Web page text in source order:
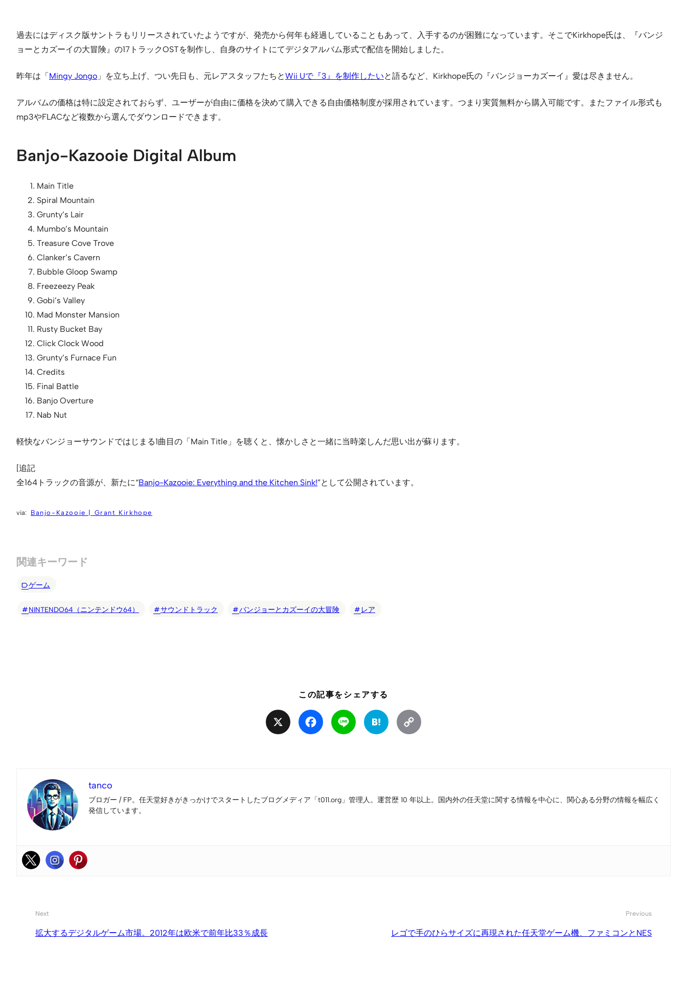
過去にはディスク版サントラもリリースされていたようですが、発売から何年も経過していることもあって、入手するのが困難になっています。そこでKirkhope氏は、『バンジ
ョーとカズーイの大冒険』の17トラックOSTを制作し、自身のサイトにてデジタアルバム形式で配信を開始しました。
昨年は「Mingy Jongo 」を立ち上げ、つい先日も、元レアスタッフたちとWii Uで『3』を制作したいと語るなど、Kirkhope氏の『バンジョーカズーイ』愛は尽きません。
アルバムの価格は特に設定されておらず、ユーザーが自由に価格を決めて購入できる自由価格制度が採用されています。つまり実質無料から購入可能です。またファイル形式も
mp3やFLACなど複数から選んでダウンロードできます。
Banjo-Kazooie Digital Album
Main Title
Spiral Mountain
Grunty’s Lair
Mumbo’s Mountain
Treasure Cove Trove
Clanker’s Cavern
Bubble Gloop Swamp
Freezeezy Peak
Gobi’s Valley
Mad Monster Mansion
Rusty Bucket Bay
Click Clock Wood
Grunty’s Furnace Fun
Credits
Final Battle
Banjo Overture
Nab Nut
軽快なバンジョーサウンドではじまる1曲目の「Main Title」を聴くと、懐かしさと一緒に当時楽しんだ思い出が蘇ります。
[追記
全164トラックの音源が、新たに“Banjo-Kazooie: Everything and the Kitchen Sink!”として公開されています。
Banjo-Kazooie | Grant Kirkhope
関連キーワード
ゲーム
NINTENDO64（ニンテンドウ64） サウンドトラック バンジョーとカズーイの大冒険 レア
この記事をシェアする
Facebook Line Hatena
tanco
ブロガー / FP。任天堂好きがきっかけでスタートしたブログメディア「t011.org」管理人。運営歴 10 年以上。国内外の任天堂に関する情報を中心に、関心ある分野の情報を幅広く
発信しています。
Next
拡大するデジタルゲーム市場。2012年は欧米で前年比33％成長
Previous
レゴで手のひらサイズに再現された任天堂ゲーム機、ファミコンとNES